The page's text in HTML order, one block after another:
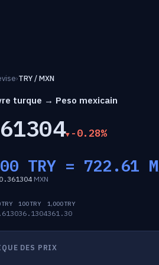
›TRY / MXN
turque → Peso mexicain
-0.28%
TRY = 722.61
0.361304MXN
TRY 100 TRY
36.1304
1,000 TRY
361.30
DES PRIX